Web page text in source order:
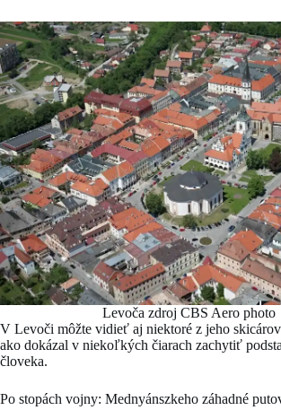
Levoča zdroj CBS Aero photo
V Levoči môžte vidieť aj niektoré z jeho
ako dokázal v niekoľkých čiarach zachytiť
človeka.
Po stopách vojny: Mednyánszkeho záhadné